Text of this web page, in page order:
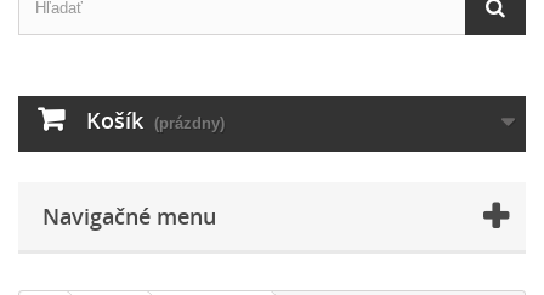
Košík (prázdny)
Navigačné menu